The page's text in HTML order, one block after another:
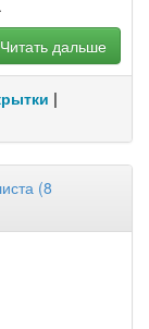
Читать дальше
|
(8